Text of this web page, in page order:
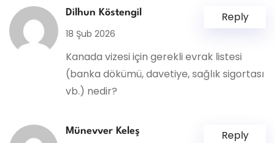
Dilhun Köstengil
18 Şub 2026
Kanada vizesi için gerekli evrak listesi
(banka dökümü, davetiye, sağlık sigortası
vb.) nedir?
Reply
Münevver Keleş Reply